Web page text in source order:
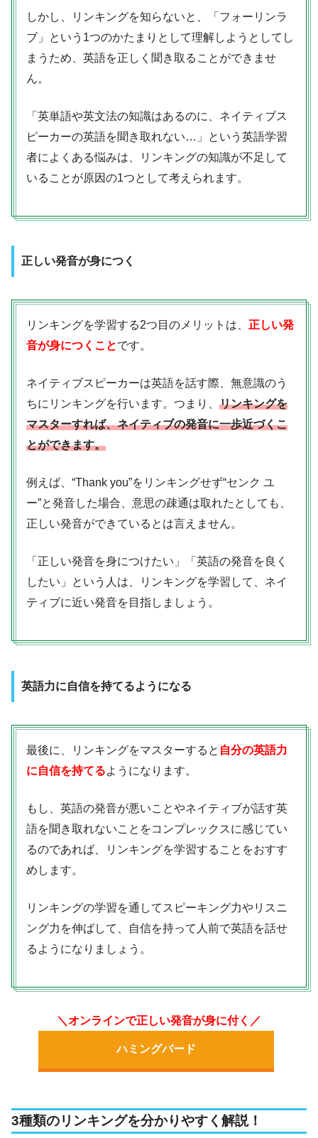
しかし、リンキングを知らないと、「フォーリンラ
ブ」という1つのかたまりとして理解しようとしてし
まうため、英語を正しく聞き取ることができませ
ん。
「英単語や英文法の知識はあるのに、ネイティブス
ピーカーの英語を聞き取れない…」という英語学習
者によくある悩みは、リンキングの知識が不足して
いることが原因の1つとして考えられます。
正しい発音が身につく
リンキングを学習する2つ目のメリットは、 正しい発
音が身につくことです。
ネイティブスピーカーは英語を話す際、無意識のう
ちにリンキングを行います。つまり、 リンキングを
マスターすれば、ネイティブの発音に一歩近づくこ
とができます。
例えば、“Thank you”をリンキングせず“センク ユ
ー”と発音した場合、意思の疎通は取れたとしても、
正しい発音ができているとは言えません。
「正しい発音を身につけたい」「英語の発音を良く
したい」という人は、リンキングを学習して、ネイ
ティブに近い発音を目指しましょう。
英語力に自信を持てるようになる
最後に、リンキングをマスターすると 自分の英語力
に自信を持てるようになります。
もし、英語の発音が悪いことやネイティブが話す英
語を聞き取れないことをコンプレックスに感じてい
るのであれば、リンキングを学習することをおすす
めします。
リンキングの学習を通してスピーキング力やリスニ
ング力を伸ばして、自信を持って人前で英語を話せ
るようになりましょう。
＼オンラインで正しい発音が身に付く／
ハミングバード
3種類のリンキングを分かりやすく解説！